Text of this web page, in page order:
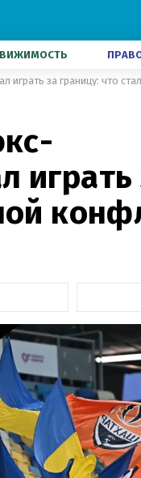
играть